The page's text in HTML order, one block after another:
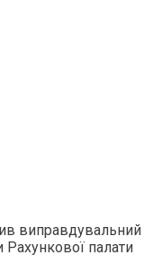
виправдувальний
палати